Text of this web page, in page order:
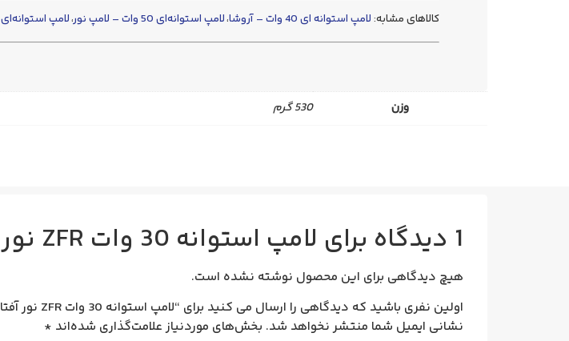
کالاهای مشابه: لامپ استوانه ای 40 وات – آروشا ،لامپ استوانه‌ای 50 وات – لامپ نور ،لامپ استوانه‌ای 40 وات – لامپ نور
وزن 530 گرم
1 دیدگاه برای لامپ استوانه‌ 30 وات ZFR نور آفتابی
هیچ دیدگاهی برای این محصول نوشته نشده است.
اولین نفری باشید که دیدگاهی را ارسال می کنید برای “لامپ استوانه‌ 30 وات ZFR نور آفتابی”
نشانی ایمیل شما منتشر نخواهد شد. بخش‌های موردنیاز علامت‌گذاری شده‌اند *